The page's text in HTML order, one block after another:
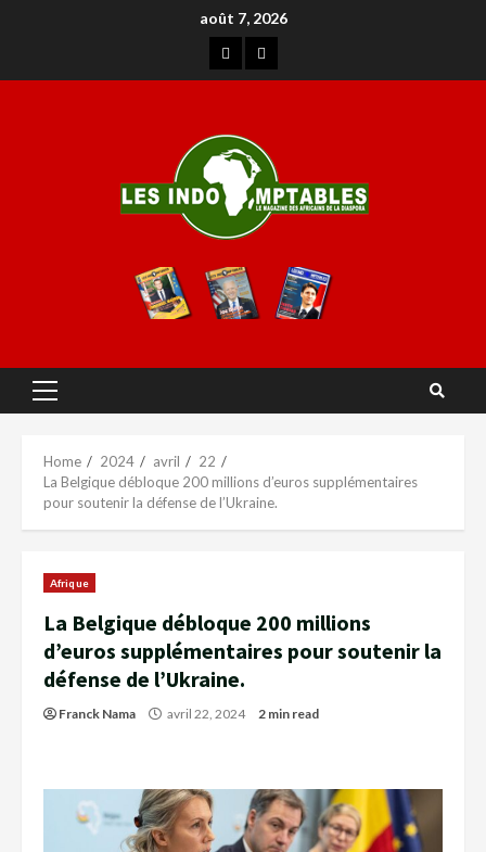
août 7, 2026
Home 2024 avril
22
La Belgique débloque 200 millions d’euros supplémentaires
pour soutenir la défense de l’Ukraine.
Afrique
La Belgique débloque 200 millions
d’euros supplémentaires pour soutenir la
défense de l’Ukraine.
Franck Nama avril 22, 2024 2 min read